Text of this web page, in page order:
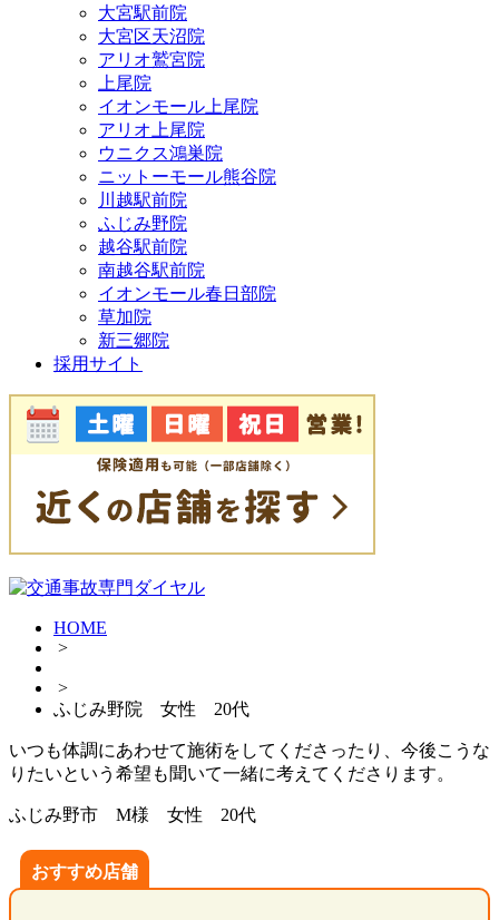
大宮駅前院
大宮区天沼院
アリオ鷲宮院
上尾院
イオンモール上尾院
アリオ上尾院
ウニクス鴻巣院
ニットーモール熊谷院
川越駅前院
ふじみ野院
越谷駅前院
南越谷駅前院
イオンモール春日部院
草加院
新三郷院
採用サイト
HOME
>
>
ふじみ野院 女性 20代
いつも体調にあわせて施術をしてくださったり、今後こうな
りたいという希望も聞いて一緒に考えてくださります。
ふじみ野市 M様 女性 20代
おすすめ店舗